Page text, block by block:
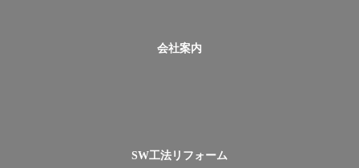
会社案内
SW工法リフォーム